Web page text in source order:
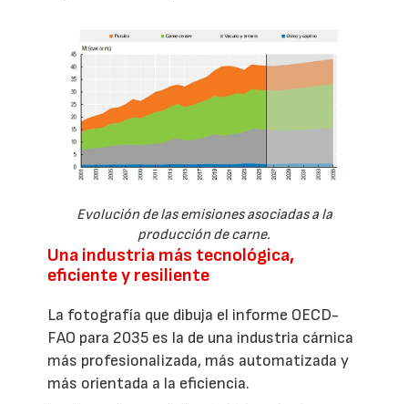
Evolución de las emisiones asociadas a la
producción de carne.
Una industria más tecnológica,
eficiente y resiliente
La fotografía que dibuja el informe OECD-
FAO para 2035 es la de una industria cárnica
más profesionalizada, más automatizada y
más orientada a la eficiencia.